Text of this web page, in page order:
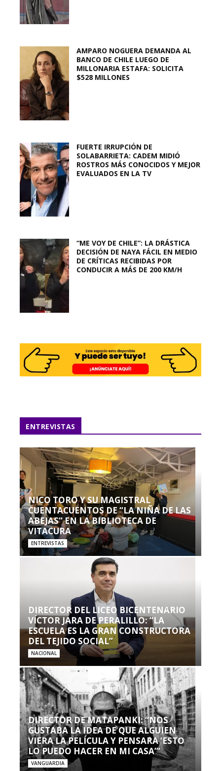
AMPARO NOGUERA DEMANDA AL
BANCO DE CHILE LUEGO DE
MILLONARIA ESTAFA: SOLICITA
$528 MILLONES
FUERTE IRRUPCIÓN DE
SOLABARRIETA: CADEM MIDIÓ
ROSTROS MÁS CONOCIDOS Y MEJOR
EVALUADOS EN LA TV
“ME VOY DE CHILE”: LA DRÁSTICA
DECISIÓN DE NAYA FÁCIL EN MEDIO
DE CRÍTICAS RECIBIDAS POR
CONDUCIR A MÁS DE 200 KM/H
ENTREVISTAS
NICO TORO Y SU MAGISTRAL
CUENTACUENTOS DE “LA NIÑA DE LAS
ABEJAS” EN LA BIBLIOTECA DE
VITACURA
ENTREVISTAS
DIRECTOR DEL LICEO BICENTENARIO
VÍCTOR JARA DE PERALILLO: “LA
ESCUELA ES LA GRAN CONSTRUCTORA
DEL TEJIDO SOCIAL”
NACIONAL
DIRECTOR DE MATAPANKI: “NOS
GUSTABA LA IDEA DE QUE ALGUIEN
VIERA LA PELÍCULA Y PENSARA ‘ESTO
LO PUEDO HACER EN MI CASA’”
VANGUARDIA